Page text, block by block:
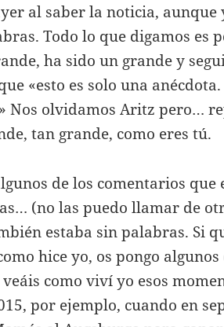
al saber la noticia, aunque
Todo lo que digamos es
ha sido un grande y
«esto es solo una
Nos olvidamos Aritz pero…
tan grande, como eres tú.
de los comentarios que
(no las puedo llamar de
estaba sin palabras. Si
hice yo, os pongo algunos
como viví yo esos
por ejemplo, cuando en